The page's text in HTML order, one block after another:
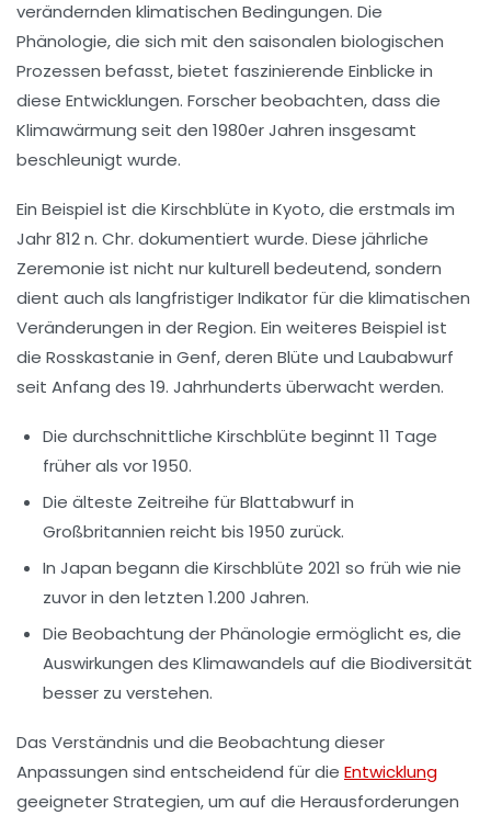
verändernden klimatischen Bedingungen. Die
Phänologie, die sich mit den saisonalen biologischen
Prozessen befasst, bietet faszinierende Einblicke in
diese Entwicklungen. Forscher beobachten, dass die
Klimawärmung seit den 1980er Jahren insgesamt
beschleunigt wurde.
Ein Beispiel ist die Kirschblüte in Kyoto, die erstmals im
Jahr 812 n. Chr. dokumentiert wurde. Diese jährliche
Zeremonie ist nicht nur kulturell bedeutend, sondern
dient auch als langfristiger Indikator für die klimatischen
Veränderungen in der Region. Ein weiteres Beispiel ist
die Rosskastanie in Genf, deren Blüte und Laubabwurf
seit Anfang des 19. Jahrhunderts überwacht werden.
Die durchschnittliche Kirschblüte beginnt 11 Tage
früher als vor 1950.
Die älteste Zeitreihe für Blattabwurf in
Großbritannien reicht bis 1950 zurück.
In Japan begann die Kirschblüte 2021 so früh wie nie
zuvor in den letzten 1.200 Jahren.
Die Beobachtung der Phänologie ermöglicht es, die
Auswirkungen des Klimawandels auf die Biodiversität
besser zu verstehen.
Das Verständnis und die Beobachtung dieser
Anpassungen sind entscheidend für die Entwicklung
geeigneter Strategien, um auf die Herausforderungen